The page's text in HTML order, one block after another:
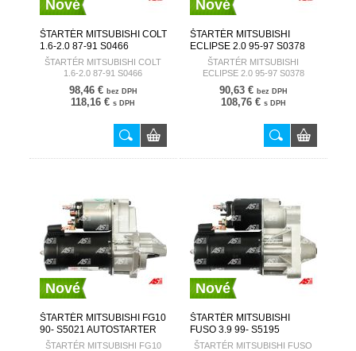
Nové
ŠTARTÉR MITSUBISHI COLT
1.6-2.0 87-91 S0466
AUTOSTARTER
ŠTARTÉR MITSUBISHI COLT
1.6-2.0 87-91 S0466
98,46 € bez DPH
118,16 € s DPH
Nové
ŠTARTÉR MITSUBISHI
ECLIPSE 2.0 95-97 S0378
AUTOSTARTER
ŠTARTÉR MITSUBISHI
ECLIPSE 2.0 95-97 S0378
90,63 € bez DPH
108,76 € s DPH
Nové
ŠTARTÉR MITSUBISHI FG10
90- S5021 AUTOSTARTER
ŠTARTÉR MITSUBISHI FG10
Nové
ŠTARTÉR MITSUBISHI
FUSO 3.9 99- S5195
AUTOSTARTER
ŠTARTÉR MITSUBISHI FUSO